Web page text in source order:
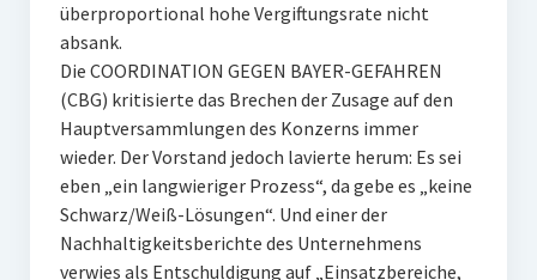
überproportional hohe Vergiftungsrate nicht
absank.
Die COORDINATION GEGEN BAYER-GEFAHREN
(CBG) kritisierte das Brechen der Zusage auf den
Hauptversammlungen des Konzerns immer
wieder. Der Vorstand jedoch lavierte herum: Es sei
eben „ein langwieriger Prozess“, da gebe es „keine
Schwarz/Weiß-Lösungen“. Und einer der
Nachhaltigkeitsberichte des Unternehmens
verwies als Entschuldigung auf „Einsatzbereiche,